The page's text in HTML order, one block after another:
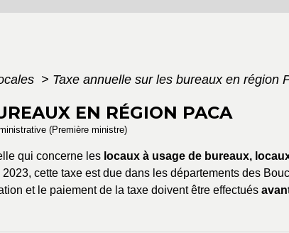
> Taxe annuelle sur les bureaux en région
EN RÉGION PACA
(Première ministre)
qui concerne les locaux à usage de bureaux,
2023, cette taxe est due dans les départements des
et le paiement de la taxe doivent être effectués